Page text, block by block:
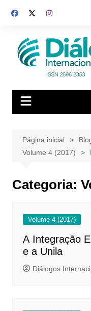
para
conteúdo
Página inicial
Volume 4 (2017)
Categoria:
Volume 4 (2017)
A Integração
e a Unila
Diálogos